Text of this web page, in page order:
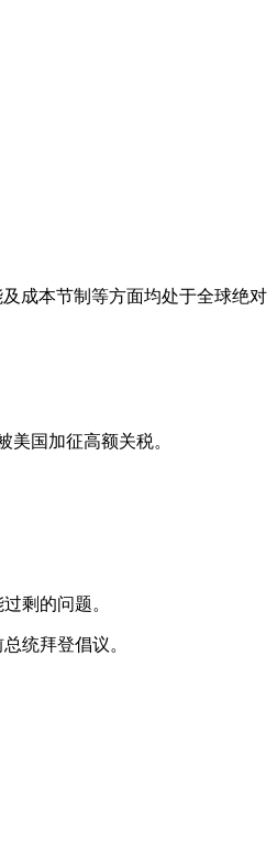
成本节制等方面均处于全球绝对
国加征高额关税。
剩的问题。
统拜登倡议。